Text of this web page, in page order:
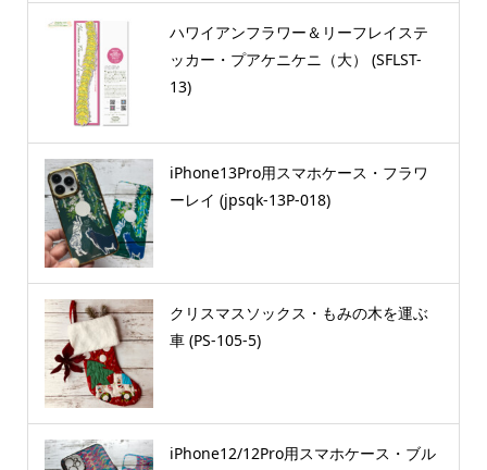
ハワイアンフラワー＆リーフレイステ
ッカー・プアケニケニ（大） (SFLST-
13)
iPhone13Pro用スマホケース・フラワ
ーレイ (jpsqk-13P-018)
クリスマスソックス・もみの木を運ぶ
車 (PS-105-5)
iPhone12/12Pro用スマホケース・ブル